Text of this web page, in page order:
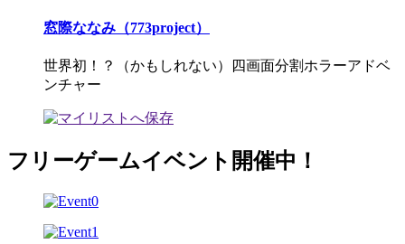
窓際ななみ（773project）
世界初！？（かもしれない）四画面分割ホラーアドベ
ンチャー
フリーゲームイベント開催中！